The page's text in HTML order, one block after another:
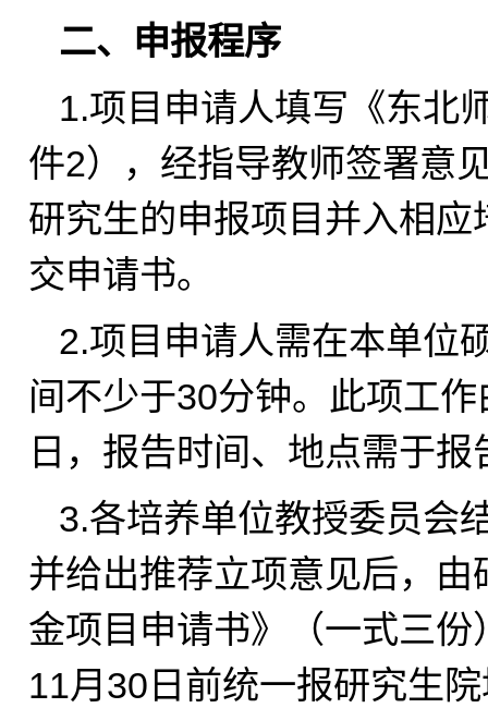
二、申报程序
1.项目申请人填写《东北
件2），经指导教师签署意
研究生的申报项目并入相
交申请书。
2.项目申请人需在本单位
间不少于30分钟。此项工
日，报告时间、地点需于
3.各培养单位教授委员会
并给出推荐立项意见后，
金项目申请书》（一式三
11月30日前统一报研究生